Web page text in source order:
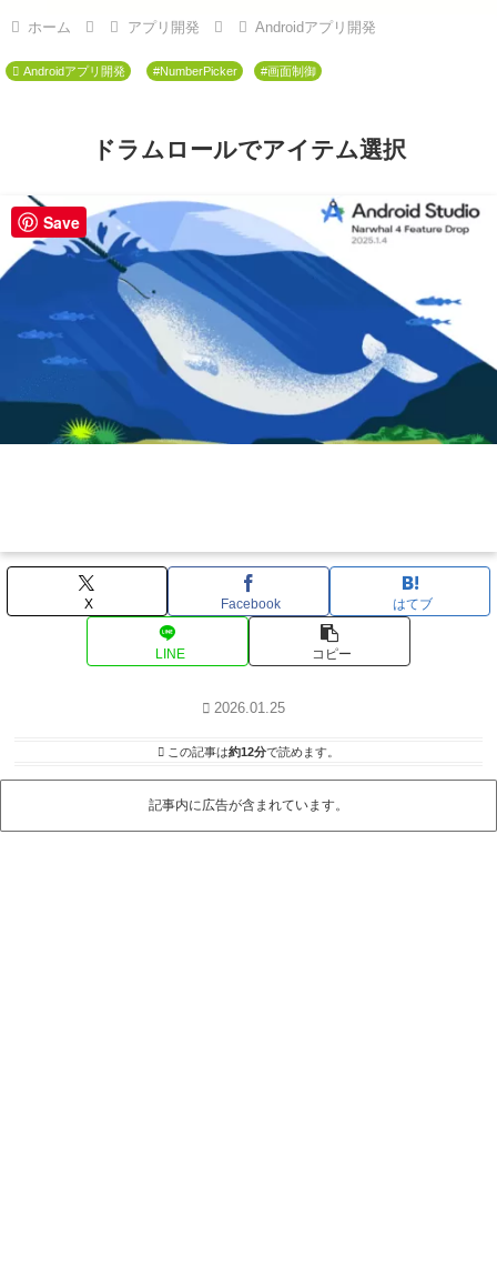
ホーム アプリ開発 Androidアプリ開発
Androidアプリ開発 #NumberPicker #画面制御
ドラムロールでアイテム選択
X Facebook はてブ
LINE コピー
2026.01.25
この記事は約12分で読めます。
記事内に広告が含まれています。
Save